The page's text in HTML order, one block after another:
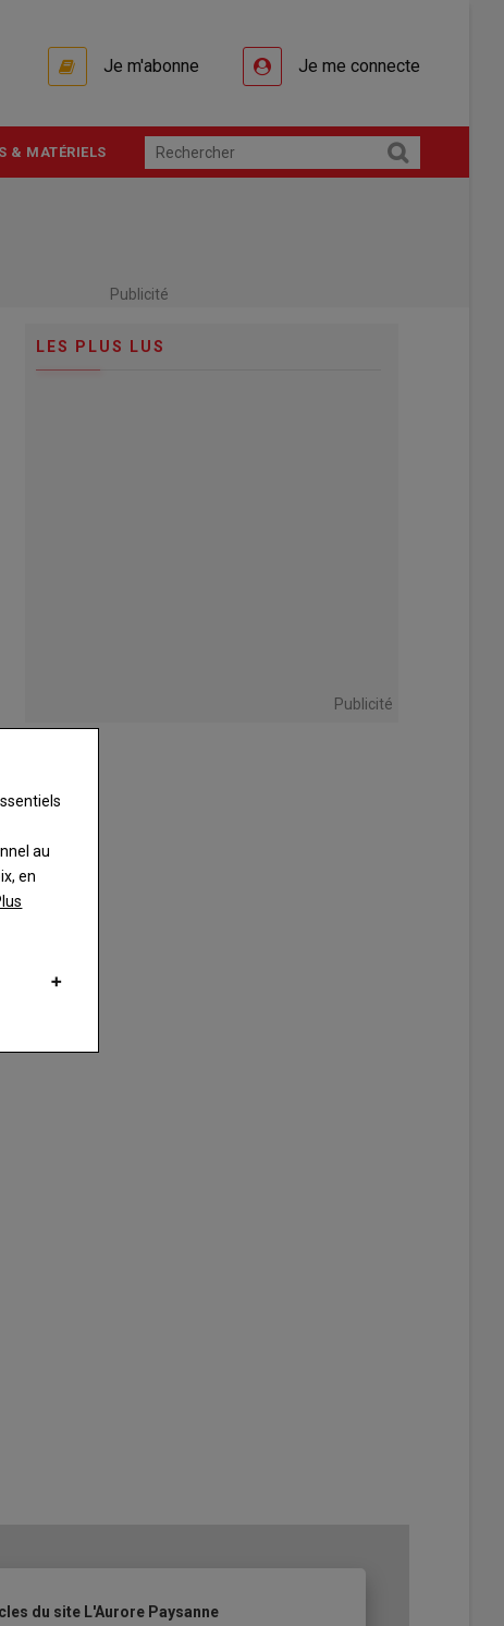
Je m'abonne Je me connecte
& MATÉRIELS
Publicité
LES PLUS LUS
Publicité
du site L'Aurore Paysanne
au
en